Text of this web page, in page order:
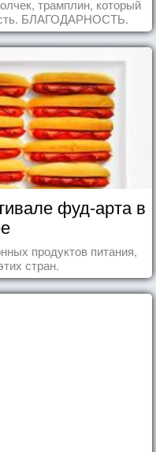
трамплин, который
БЛАГОДАРНОСТЬ.
фуд-арта в
продуктов питания,
стран.